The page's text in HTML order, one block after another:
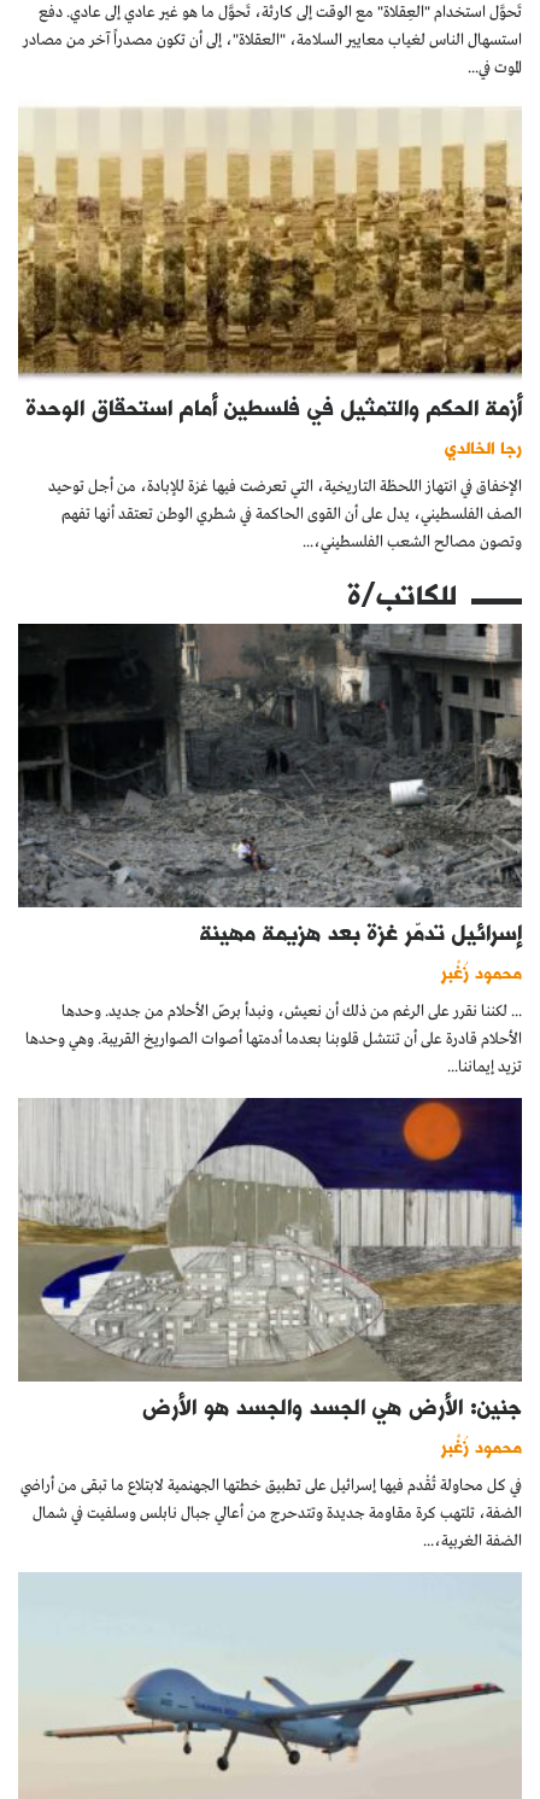
تَحوَّل استخدام "العِقلاة" مع الوقت إلى كارثة، تَحوَّل ما هو غير عادي إلى عادي. دفع
استسهال الناس لغياب معايير السلامة، "العقلاة"، إلى أن تكون مصدراً آخر من مصادر
الموت في...
أزمة الحكم والتمثيل في فلسطين أمام استحقاق الوحدة
رجا الخالدي
الإخفاق في انتهاز اللحظة التاريخية، التي تعرضت فيها غزة للإبادة، من أجل توحيد
الصف الفلسطيني، يدل على أن القوى الحاكمة في شطري الوطن تعتقد أنها تفهم
وتصون مصالح الشعب الفلسطيني،...
للكاتب/ة
إسرائيل تدمّر غزة بعد هزيمة مهينة
محمود زُغْبر
... لكننا نقرر على الرغم من ذلك أن نعيش، ونبدأ برصّ الأحلام من جديد. وحدها
الأحلام قادرة على أن تنتشل قلوبنا بعدما أدمتها أصوات الصواريخ القريبة. وهي وحدها
تزيد إيماننا...
جنين: الأرض هي الجسد والجسد هو الأرض
محمود زُغْبر
في كل محاولة تُقْدم فيها إسرائيل على تطبيق خطتها الجهنمية لابتلاع ما تبقى من أراضي
الضفة، تلتهب كرة مقاومة جديدة وتتدحرج من أعالي جبال نابلس وسلفيت في شمال
الضفة الغربية،...